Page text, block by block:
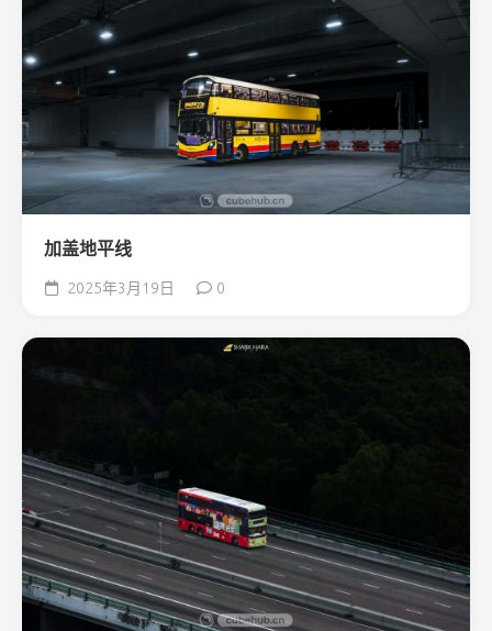
加盖地平线
2025年3月19日 0